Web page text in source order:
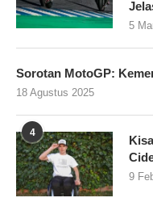
5
Sorotan MotoGP:
18 Agustus 2025
4
9